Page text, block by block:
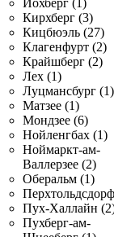
Йохберг (1)
Кирхберг (3)
Кицбюэль (27)
Клагенфурт (2)
Крайшберг (2)
Лех (1)
Луцмансбург (1)
Матзее (1)
Мондзее (6)
Нойленгбах (1)
Ноймаркт-ам-
Валлерзее (2)
Оберальм (1)
Пух-Халлайн
Пухберг-ам-